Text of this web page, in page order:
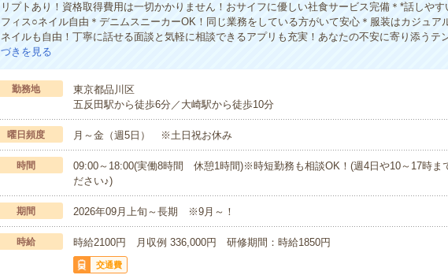
リプトあり！資格取得費用は一切かかりません！おサイフに優しい社食サービス完備＊*話しやす
フィス○ネイル自由＊デニムスニーカーOK！同じ業務をしている方がいて安心＊服装はカジュア
ネイルも自由！丁寧に話せる面談と気軽に相談できるアプリも充実！あなたの不安に寄り添うテ
づきを見る
勤務地
東京都品川区
五反田駅から徒歩6分／大崎駅から徒歩10分
曜日頻度 月～金（週5日） ※土日祝お休み
時間
09:00～18:00(実働8時間 休憩1時間)※時短勤務も相談OK！(週4日や10～17時ま
ださい♪)
期間 2026年09月上旬～長期 ※9月～！
時給 時給2100円 月収例 336,000円 研修期間：時給1850円
交通費